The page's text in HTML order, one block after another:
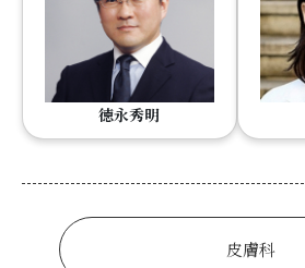
徳永秀明
皮膚科